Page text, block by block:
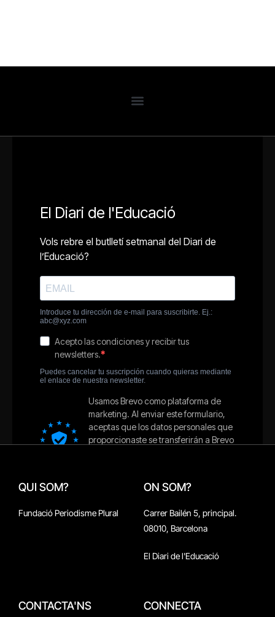
QUI SOM?
Fundació Periodisme Plural
ON SOM?
Carrer Bailén 5, principal.
08010, Barcelona
El Diari de l'Educació
CONTACTA'NS CONNECTA